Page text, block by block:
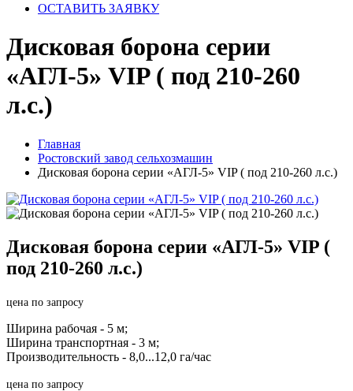
ОСТАВИТЬ ЗАЯВКУ
Дисковая борона серии
«АГЛ-5» VIP ( под 210-260
л.с.)
Главная
Ростовский завод сельхозмашин
Дисковая борона серии «АГЛ-5» VIP ( под 210-260 л.с.)
Дисковая борона серии «АГЛ-5» VIP (
под 210-260 л.с.)
цена по запросу
Ширина рабочая - 5 м;
Ширина транспортная - 3 м;
Производительность - 8,0...12,0 га/час
цена по запросу